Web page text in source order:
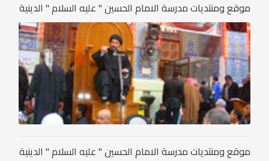
موقع ومنتديات مدرسة الامام الحسين " عليه السلام " الدينية
موقع ومنتديات مدرسة الامام الحسين " عليه السلام " الدينية